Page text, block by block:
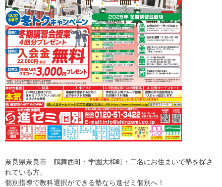
奈良県奈良市 鶴舞西町・学園大和町・二名にお住まいで塾を探さ
れている方、
個別指導で教科選択ができる塾なら進ゼミ個別へ！